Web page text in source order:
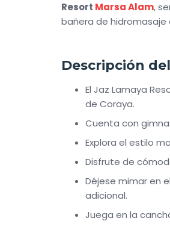
Resort Marsa Alam,
bañera de hidromasaje
Descripción
El Jaz Lamaya
de Coraya.
Cuenta con
Explora el estilo
Disfrute de
Déjese mimar en
adicional.
Juega en la